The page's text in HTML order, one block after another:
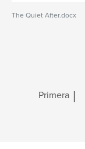
The Quiet After.docx
Primera |